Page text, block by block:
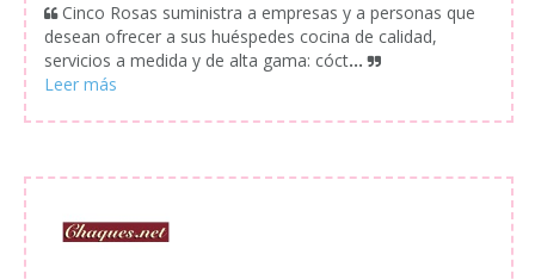
Cinco Rosas suministra a empresas y a personas que
desean ofrecer a sus huéspedes cocina de calidad,
servicios a medida y de alta gama: cóct...